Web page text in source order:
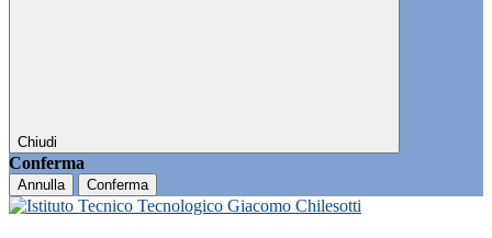
Chiudi
Conferma
Annulla Conferma